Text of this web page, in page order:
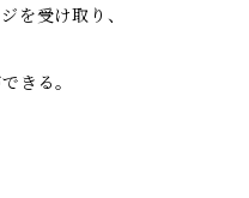
を受け取り、
きる。